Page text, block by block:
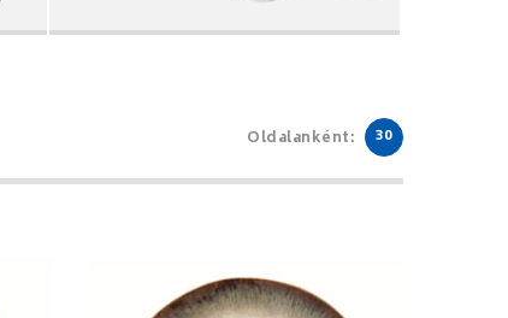
Oldalanként: 30